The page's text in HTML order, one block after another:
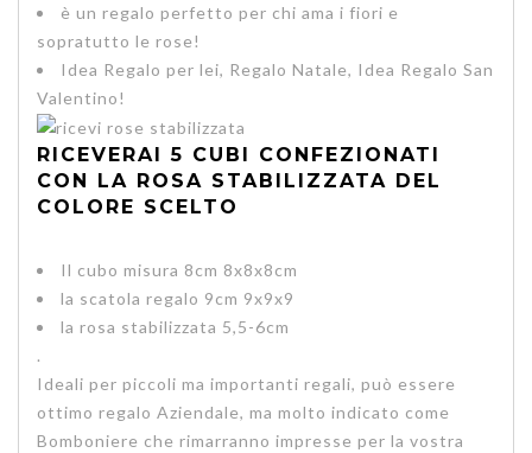
è un regalo perfetto per chi ama i fiori e
sopratutto le rose!
Idea Regalo per lei, Regalo Natale, Idea Regalo San
Valentino!
RICEVERAI 5 CUBI CONFEZIONATI
CON LA ROSA STABILIZZATA DEL
COLORE SCELTO
Il cubo misura 8cm 8x8x8cm
la scatola regalo 9cm 9x9x9
la rosa stabilizzata 5,5-6cm
.
Ideali per piccoli ma importanti regali, può essere
ottimo regalo Aziendale, ma molto indicato come
Bomboniere che rimarranno impresse per la vostra